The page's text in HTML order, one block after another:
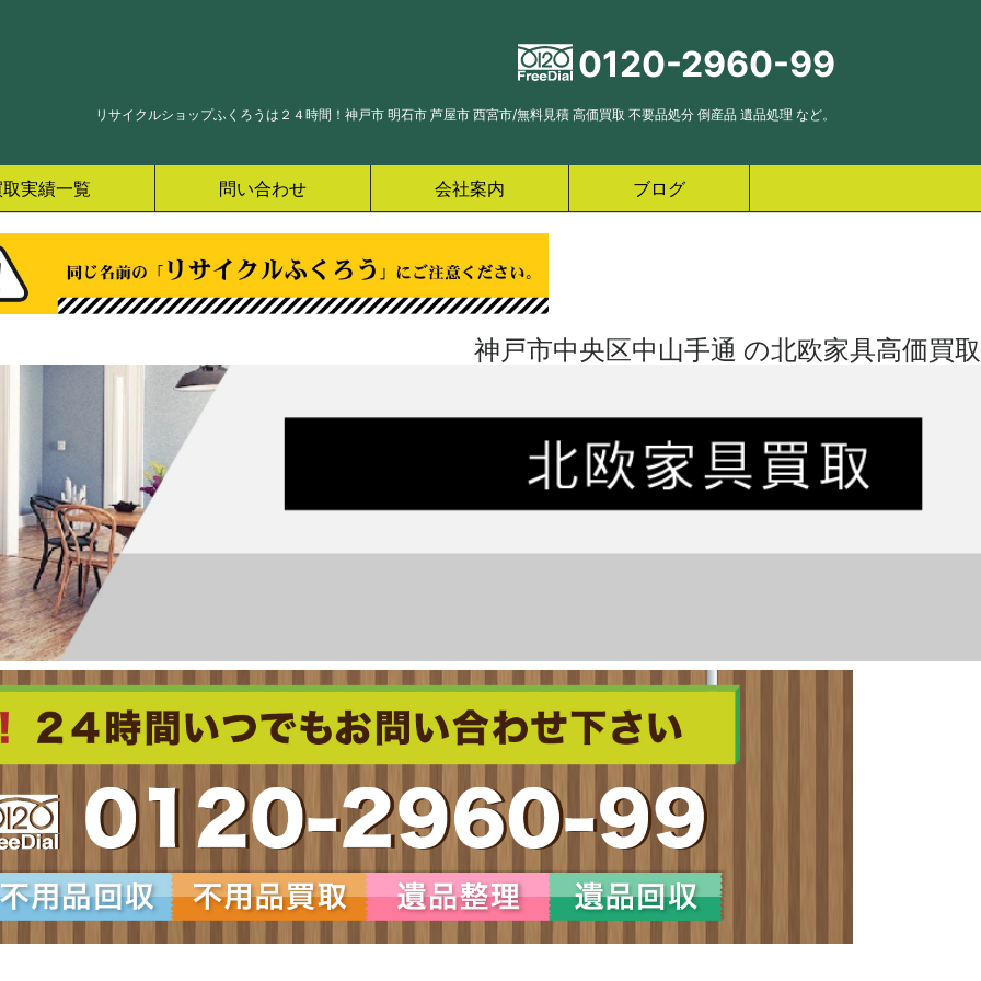
0120-2960-99
リサイクルショップふくろうは２４時間！神戸市 明石市 芦屋市 西宮市/無料見積 高価買取 不要品処分 倒産品 遺品処理 など。
実績一覧 問い合わせ 会社案内 ブログ
神戸市中央区中山手通 の北欧家具高価買取